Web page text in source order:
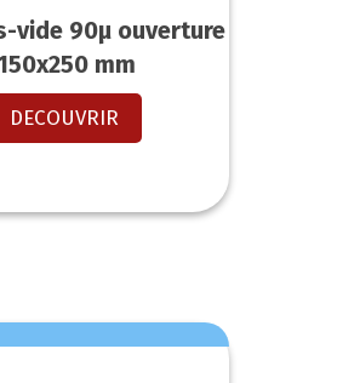
vide 90µ ouverture
mm
DECOUVRIR